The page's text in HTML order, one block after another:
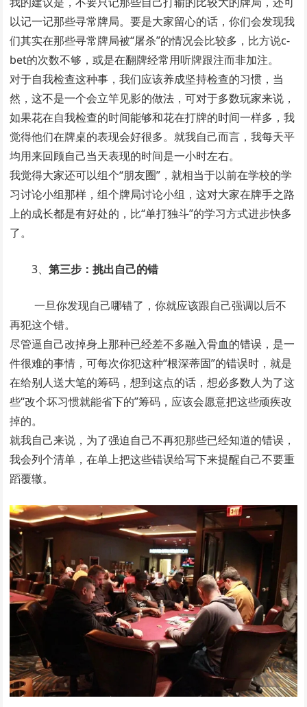
以记一记那些寻常牌局。要是大家留心的话，你们会发现我
们其实在那些寻常牌局被“屠杀”的情况会比较多，比方说c-
bet的次数不够，或是在翻牌经常用听牌跟注而非加注。
对于自我检查这种事，我们应该养成坚持检查的习惯，当
然，这不是一个会立竿见影的做法，可对于多数玩家来说，
如果花在自我检查的时间能够和花在打牌的时间一样多，我
觉得他们在牌桌的表现会好很多。就我自己而言，我每天平
均用来回顾自己当天表现的时间是一小时左右。
我觉得大家还可以组个“朋友圈”，就相当于以前在学校的学
习讨论小组那样，组个牌局讨论小组，这对大家在牌手之路
上的成长都是有好处的，比“单打独斗”的学习方式进步快多
了。
3、第三步：挑出自己的错
一旦你发现自己哪错了，你就应该跟自己强调以后不
再犯这个错。
尽管逼自己改掉身上那种已经差不多融入骨血的错误，是一
件很难的事情，可每次你犯这种“根深蒂固”的错误时，就是
在给别人送大笔的筹码，想到这点的话，想必多数人为了这
些“改个坏习惯就能省下的”筹码，应该会愿意把这些顽疾改
掉的。
就我自己来说，为了强迫自己不再犯那些已经知道的错误，
我会列个清单，在单上把这些错误给写下来提醒自己不要重
蹈覆辙。